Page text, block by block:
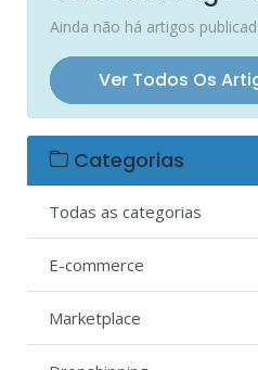
Ainda não há artigos
Ver Todos Os
Categorias
Todas as categorias
E-commerce
Marketplace